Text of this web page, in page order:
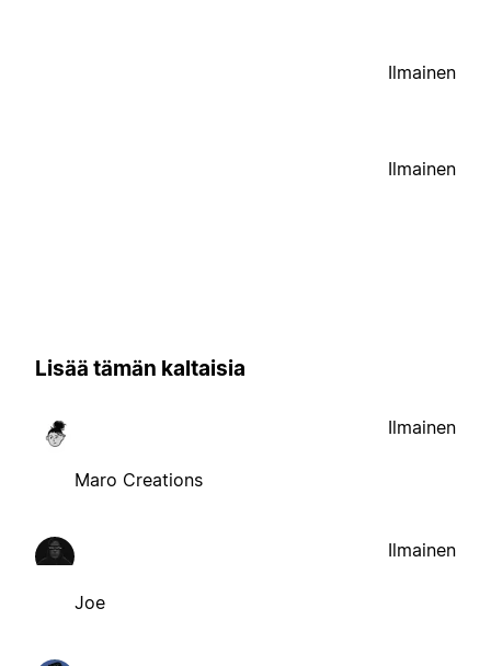
Ilmainen
Ilmainen
Lisää tämän kaltaisia
Maro Creations
Ilmainen
Joe
Ilmainen